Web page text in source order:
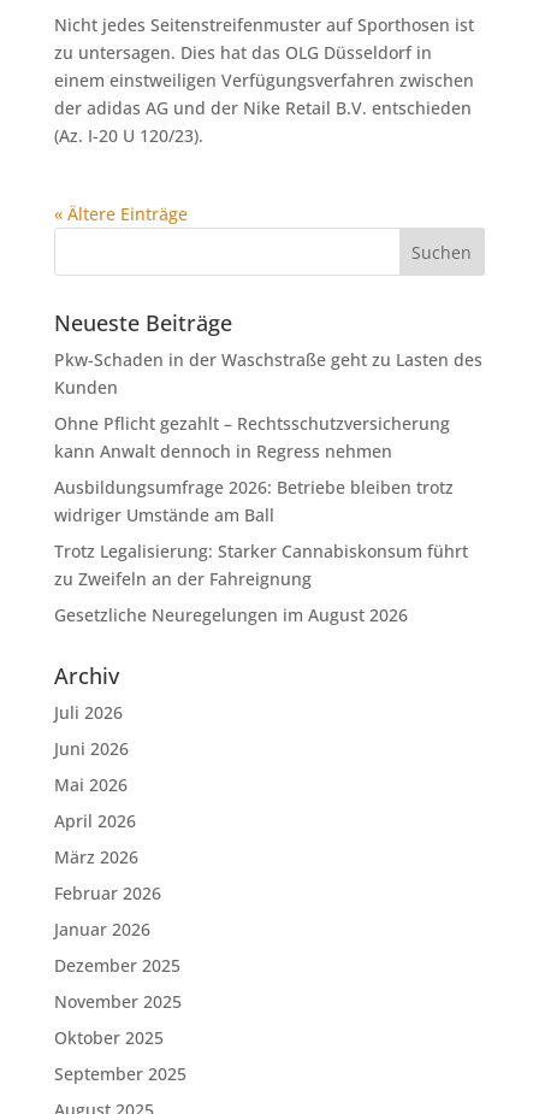
Nicht jedes Seitenstreifenmuster auf Sporthosen ist
zu untersagen. Dies hat das OLG Düsseldorf in
einem einstweiligen Verfügungsverfahren zwischen
der adidas AG und der Nike Retail B.V. entschieden
(Az. I-20 U 120/23).
« Ältere Einträge
Neueste Beiträge
Pkw-Schaden in der Waschstraße geht zu Lasten des
Kunden
Ohne Pflicht gezahlt – Rechtsschutzversicherung
kann Anwalt dennoch in Regress nehmen
Ausbildungsumfrage 2026: Betriebe bleiben trotz
widriger Umstände am Ball
Trotz Legalisierung: Starker Cannabiskonsum führt
zu Zweifeln an der Fahreignung
Gesetzliche Neuregelungen im August 2026
Archiv
Juli 2026
Juni 2026
Mai 2026
April 2026
März 2026
Februar 2026
Januar 2026
Dezember 2025
November 2025
Oktober 2025
September 2025